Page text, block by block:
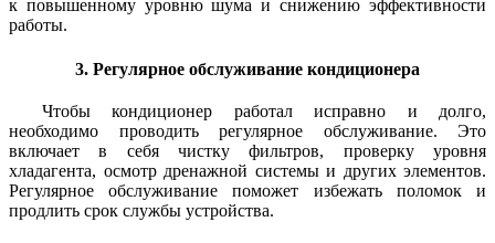
к повышенному уровню шума и снижению эффективности
работы.
3. Регулярное обслуживание кондиционера
Чтобы кондиционер работал исправно и долго,
необходимо проводить регулярное обслуживание. Это
включает в себя чистку фильтров, проверку уровня
хладагента, осмотр дренажной системы и других элементов.
Регулярное обслуживание поможет избежать поломок и
продлить срок службы устройства.